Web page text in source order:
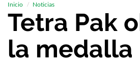
Inicio Noticias
Tetra Pak
la medalla